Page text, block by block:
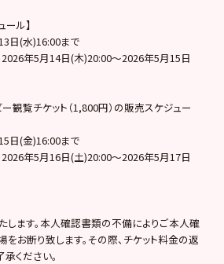
ル】
日(水)16:00まで
年5月14日(木)20:00～2026年5月15日
観覧チケット（1,800円）の販売スケジュー
日(金)16:00まで
年5月16日(土)20:00～2026年5月17日
します。本人確認書類の不備によりご本人確
お断り致します。その際、チケット料金の返
ください。